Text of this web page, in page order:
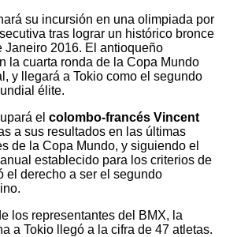
su incursión en una olimpiada por
tras lograr un histórico bronce
Janeiro 2016. El antioqueño
la cuarta ronda de la Copa Mundo
y llegará a Tokio como el segundo
élite.
el colombo-francés Vincent
a sus resultados en las últimas
de la Copa Mundo, y siguiendo el
establecido para los criterios de
el derecho a ser el segundo
los representantes del BMX, la
a Tokio llegó a la cifra de 47 atletas.